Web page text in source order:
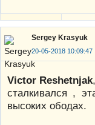
Sergey Krasyuk
20-05-2018 10:09:47
Victor Reshetnjak
сталкивался ,
высоких ободах.